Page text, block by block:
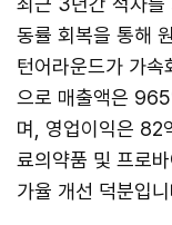
동률 회복을 통해
턴어라운드가 가
으로 매출액은
며, 영업이익은 82
료의약품 및 프로
가율 개선 덕분입